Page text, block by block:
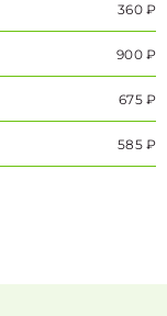
360 ₽
900 ₽
675 ₽
585 ₽